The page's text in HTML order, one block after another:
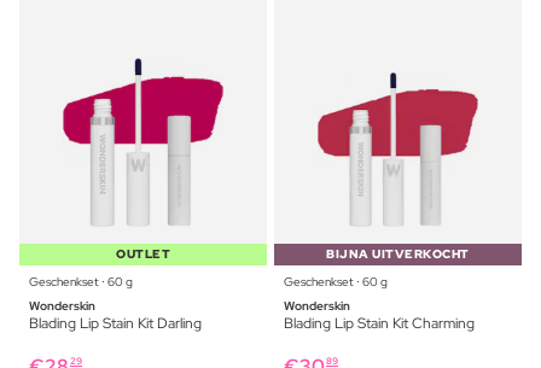
OUTLET
Geschenkset ⋅ 60 g
Wonderskin
Blading Lip Stain Kit Darling
29
BIJNA UITVERKOCHT
Geschenkset ⋅ 60 g
Wonderskin
Blading Lip Stain Kit Charming
89